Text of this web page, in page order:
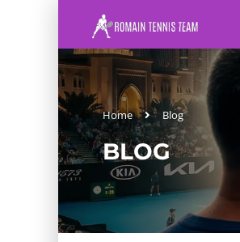
Home Blog
BLOG